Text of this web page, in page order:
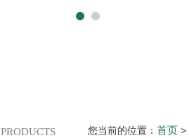
PRODUCTS 您当前的位置： 首页 >